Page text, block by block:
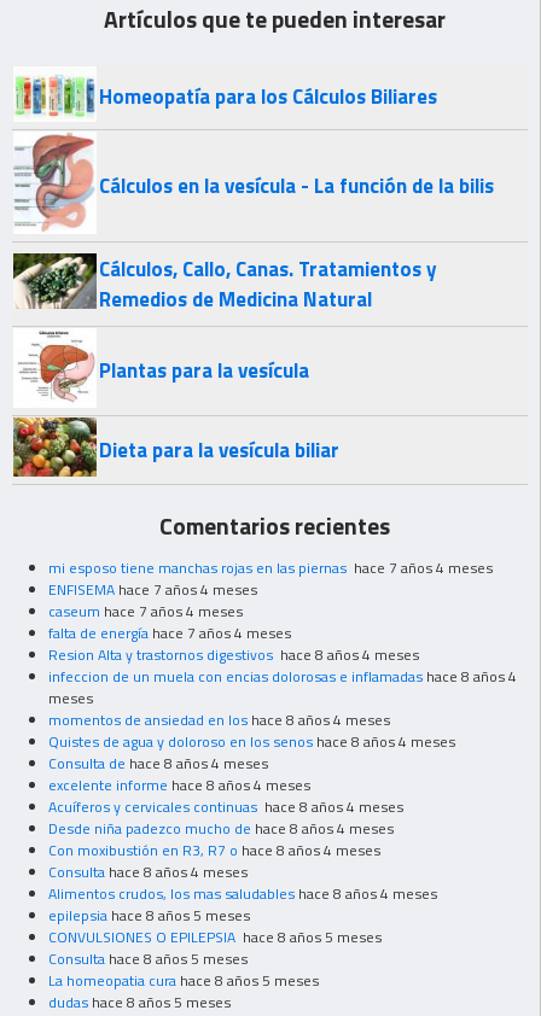
Artículos que te pueden interesar
Homeopatía para los Cálculos Biliares
Cálculos en la vesícula - La función de la bilis
Cálculos, Callo, Canas. Tratamientos y
Remedios de Medicina Natural
Plantas para la vesícula
Dieta para la vesícula biliar
Comentarios recientes
mi esposo tiene manchas rojas en las piernas hace 7 años 4 meses
ENFISEMA hace 7 años 4 meses
caseum hace 7 años 4 meses
falta de energía hace 7 años 4 meses
Resion Alta y trastornos digestivos hace 8 años 4 meses
infeccion de un muela con encias dolorosas e inflamadas hace 8 años 4
meses
momentos de ansiedad en los hace 8 años 4 meses
Quistes de agua y doloroso en los senos hace 8 años 4 meses
Consulta de hace 8 años 4 meses
excelente informe hace 8 años 4 meses
Acuíferos y cervicales continuas hace 8 años 4 meses
Desde niña padezco mucho de hace 8 años 4 meses
Con moxibustión en R3, R7 o hace 8 años 4 meses
Consulta hace 8 años 4 meses
Alimentos crudos, los mas saludables hace 8 años 4 meses
epilepsia hace 8 años 5 meses
CONVULSIONES O EPILEPSIA hace 8 años 5 meses
Consulta hace 8 años 5 meses
La homeopatia cura hace 8 años 5 meses
dudas hace 8 años 5 meses